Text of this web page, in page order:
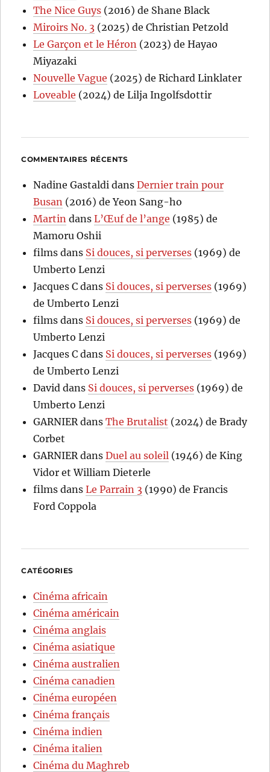
The Nice Guys (2016) de Shane Black
Miroirs No. 3 (2025) de Christian Petzold
Le Garçon et le Héron (2023) de Hayao
Miyazaki
Nouvelle Vague (2025) de Richard Linklater
Loveable (2024) de Lilja Ingolfsdottir
COMMENTAIRES RÉCENTS
Nadine Gastaldi dansDernier train pour
Busan (2016) de Yeon Sang-ho
Martin dansL’Œuf de l’ange (1985) de
Mamoru Oshii
films dans Si douces, si perverses (1969) de
Umberto Lenzi
Jacques C dans Si douces, si perverses (1969)
de Umberto Lenzi
films dans Si douces, si perverses (1969) de
Umberto Lenzi
Jacques C dans Si douces, si perverses (1969)
de Umberto Lenzi
David dans Si douces, si perverses (1969) de
Umberto Lenzi
GARNIER dansThe Brutalist (2024) de Brady
Corbet
GARNIER dansDuel au soleil (1946) de King
Vidor et William Dieterle
films dansLe Parrain 3 (1990) de Francis
Ford Coppola
CATÉGORIES
Cinéma africain
Cinéma américain
Cinéma anglais
Cinéma asiatique
Cinéma australien
Cinéma canadien
Cinéma européen
Cinéma français
Cinéma indien
Cinéma italien
Cinéma du Maghreb